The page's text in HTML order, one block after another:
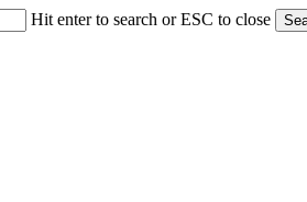
Hit enter to search or ESC to close